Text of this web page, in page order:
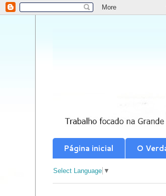
Página inicial O
Select Language ▼